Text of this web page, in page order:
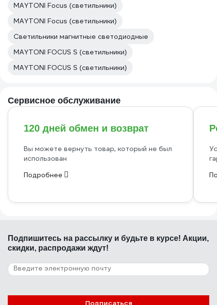
MAYTONI Focus (светильники)
MAYTONI Focus (светильники)
Светильники магнитные светодиодные
MAYTONI FOCUS S (светильники)
MAYTONI FOCUS S (светильники)
Сервисное обслуживание
120 дней обмен и возврат
Вы можете вернуть товар, который не был
использован
Подробнее
Подпишитесь на рассылку и будьте в курсе! Акции,
скидки, распродажи ждут!